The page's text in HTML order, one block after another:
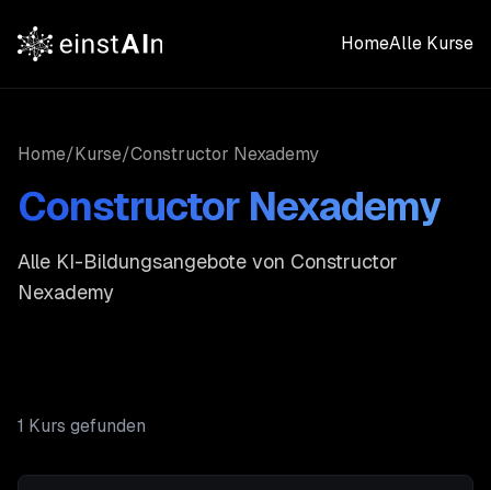
HomeAlle Kurse
Home/Kurse/Constructor Nexademy
Constructor Nexademy
Alle KI-Bildungsangebote von Constructor
Nexademy
1 Kurs gefunden